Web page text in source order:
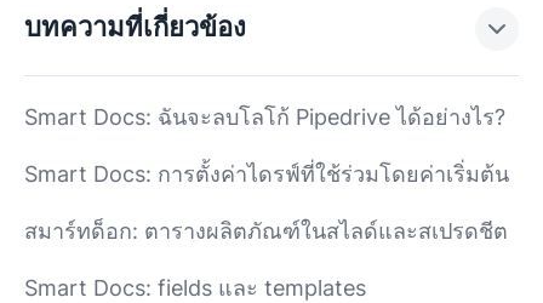
บทความที่เกี่ยวข้อง
Smart Docs: ฉันจะลบโลโก้ Pipedrive ได้อย่างไร?
Smart Docs: การตั้งค่าไดรฟ์ที่ใช้ร่วมโดยค่าเริ่มต้น
สมาร์ทด็อก: ตารางผลิตภัณฑ์ในสไลด์และสเปรดชีต
Smart Docs: fields และ templates